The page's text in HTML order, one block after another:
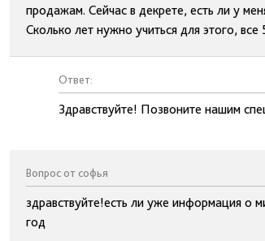
продажам. Сейчас в декрете, есть ли у
Сколько лет нужно учиться для этого,
Ответ:
Здравствуйте! Позвоните нашим
Вопрос от софья
здравствуйте!есть ли уже информация о
год